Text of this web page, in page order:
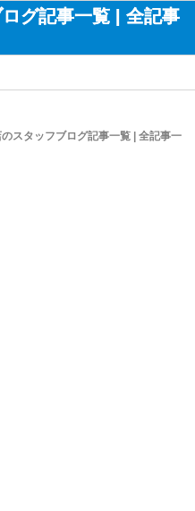
グ記事一覧 | 全記事
スタッフブログ記事一覧 | 全記事一